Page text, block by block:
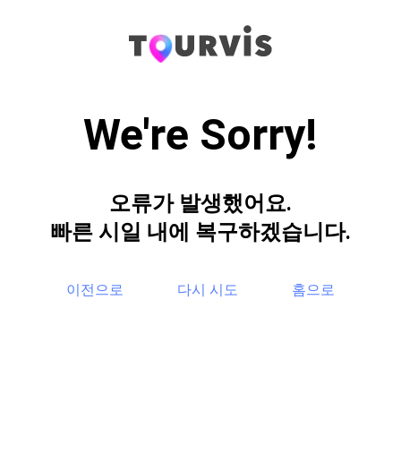
We're Sorry!
오류가 발생했어요.
빠른 시일 내에 복구하겠습니다.
이전으로 다시 시도 홈으로